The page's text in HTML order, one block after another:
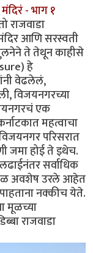
- भाग १
राजवाडा
आणि सरस्वती
ते तेथून काहीसे
हे
वेढलेलं,
विजयनगरच्या
एक
महत्वाचा
परिसरात
जमा होई ते इथेच.
सर्वाधिक
अवशेष उरले आहेत
नक्कीच येते.
मूळच्या
राजवाडा